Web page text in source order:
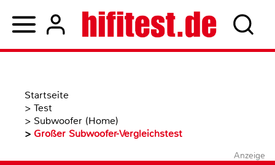
Startseite
> Test
> Subwoofer (Home)
> Großer Subwoofer-Vergleichstest
Anzeige